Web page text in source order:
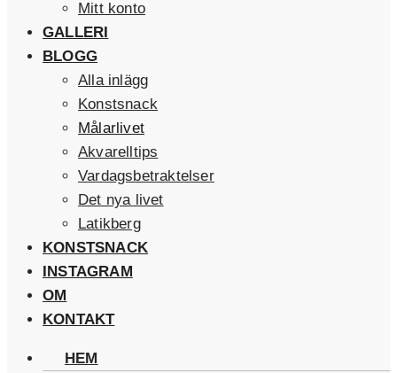
Mitt konto
GALLERI
BLOGG
Alla inlägg
Konstsnack
Målarlivet
Akvarelltips
Vardagsbetraktelser
Det nya livet
Latikberg
KONSTSNACK
INSTAGRAM
OM
KONTAKT
HEM